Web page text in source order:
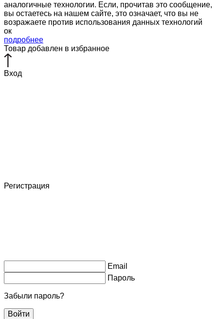
аналогичные технологии. Если, прочитав это сообщение,
вы остаетесь на нашем сайте, это означает, что вы не
возражаете против использования данных технологий
ок
подробнее
Товар добавлен в избранное
Вход
Регистрация
Email
Пароль
Забыли пароль?
Войти